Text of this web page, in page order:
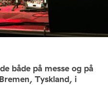
både på messe og på
Tyskland, i